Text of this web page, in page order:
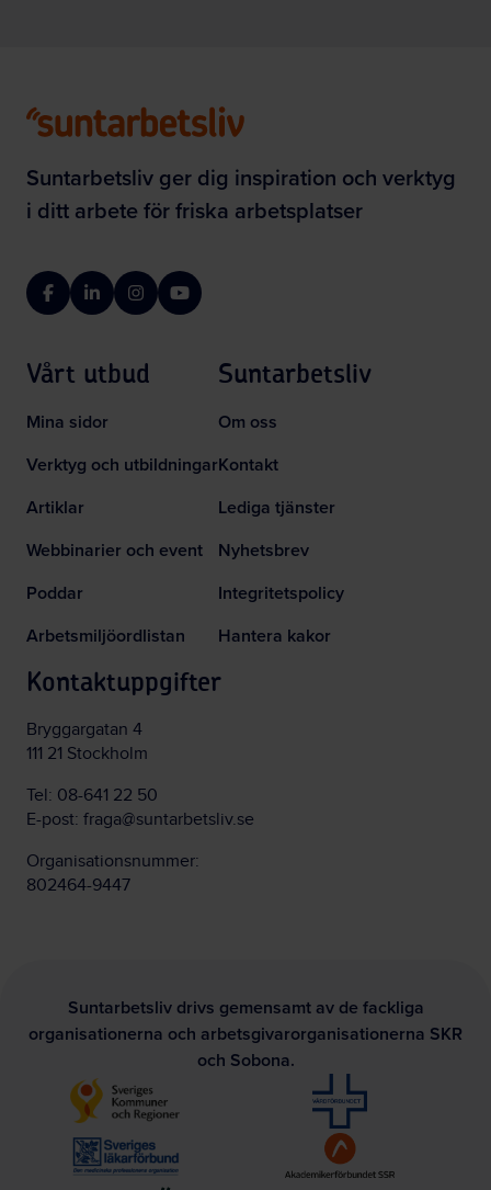
Suntarbetsliv ger dig inspiration och verktyg
i ditt arbete för friska arbetsplatser
FacebookLinkedInInstagramYouTube
Vårt utbud
Mina sidor
Verktyg och utbildningar
Artiklar
Webbinarier och event
Poddar
Arbetsmiljöordlistan
Suntarbetsliv
Om oss
Kontakt
Lediga tjänster
Nyhetsbrev
Integritetspolicy
Hantera kakor
Kontaktuppgifter
Bryggargatan 4
111 21 Stockholm
Tel: 08-641 22 50
E-post: fraga@suntarbetsliv.se
Organisationsnummer:
802464-9447
Suntarbetsliv drivs gemensamt av de fackliga
organisationerna och arbetsgivarorganisationerna SKR
och Sobona.